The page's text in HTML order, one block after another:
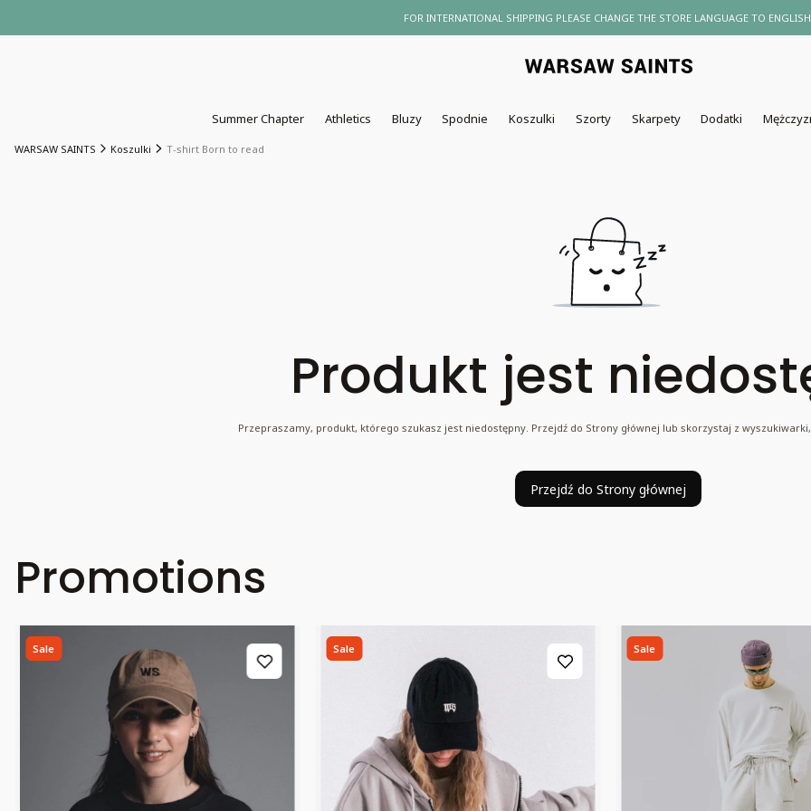
FOR INTERNATIONAL SHIPPING PLEASE CHANGE THE STORE LANGUAGE TO ENGLISH.
Summer Chapter Athletics Bluzy Spodnie Koszulki Szorty Skarpety Dodatki
WARSAW SAINTS Koszulki T-shirt Born to read
Produkt jest
Przepraszamy, produkt, którego szukasz jest niedostępny. Przejdź do Strony głównej lub skorzystaj z
Przejdź do Strony głównej
Promotions
Sale
Sale
Sale